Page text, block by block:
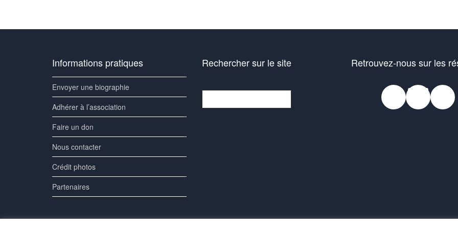
Informations pratiques
Envoyer une biographie
Adhérer à l’association
Faire un don
Nous contacter
Crédit photos
Partenaires
Rechercher sur le site Retrouvez-nous sur les